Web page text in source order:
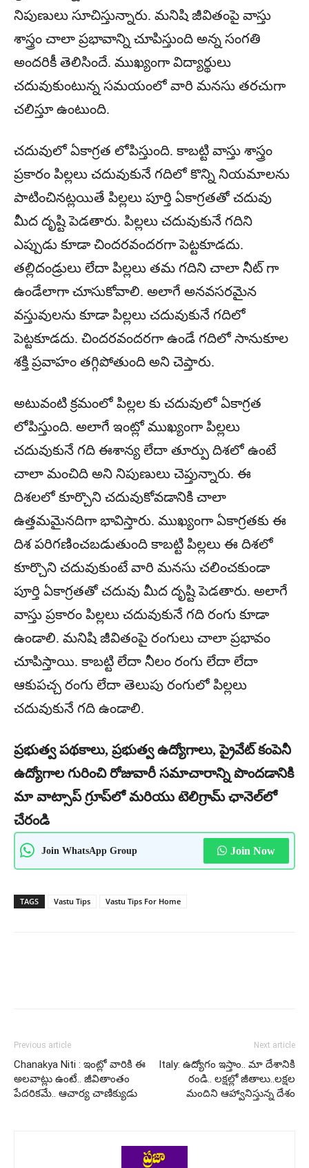
నిపుణులు సూచిస్తున్నారు. మనిషి జీవితంపై వాస్తు
శాస్త్రం చాలా ప్రభావాన్ని చూపిస్తుంది అన్న సంగతి
అందరికీ తెలిసిందే. ముఖ్యంగా విద్యార్థులు
చదువుకుంటున్న సమయంలో వారి మనసు తరచుగా
చలిస్తూ ఉంటుంది.
చదువులో ఏకాగ్రత లోపిస్తుంది. కాబట్టి వాస్తు శాస్త్రం
ప్రకారం పిల్లలు చదువుకునే గదిలో కొన్ని నియమాలను
పాటించినట్లయితే పిల్లలు పూర్తి ఏకాగ్రతతో చదువు
మీద దృష్టి పెడతారు. పిల్లలు చదువుకునే గదిని
ఎప్పుడు కూడా చిందరవందరగా పెట్టకూడదు.
తల్లిదండ్రులు లేదా పిల్లలు తమ గదిని చాలా నీట్ గా
ఉండేలాగా చూసుకోవాలి. అలాగే అనవసరమైన
వస్తువులను కూడా పిల్లలు చదువుకునే గదిలో
పెట్టకూడదు. చిందరవందరగా ఉండే గదిలో సానుకూల
శక్తి ప్రవాహం తగ్గిపోతుంది అని చెప్తారు.
అటువంటి క్రమంలో పిల్లల కు చదువులో ఏకాగ్రత
లోపిస్తుంది. అలాగే ఇంట్లో ముఖ్యంగా పిల్లలు
చదువుకునే గది ఈశాన్య లేదా తూర్పు దిశలో ఉంటే
చాలా మంచిది అని నిపుణులు చెప్తున్నారు. ఈ
దిశలలో కూర్చొని చదువుకోవడానికి చాలా
ఉత్తమమైనదిగా భావిస్తారు. ముఖ్యంగా ఏకాగ్రతకు ఈ
దిశ పరిగణించబడుతుంది కాబట్టి పిల్లలు ఈ దిశలో
కూర్చొని చదువుకుంటే వారి మనసు చలించకుండా
పూర్తి ఏకాగ్రతతో చదువు మీద దృష్టి పెడతారు. అలాగే
వాస్తు ప్రకారం పిల్లలు చదువుకునే గది రంగు కూడా
ఉండాలి. మనిషి జీవితంపై రంగులు చాలా ప్రభావం
చూపిస్తాయి. కాబట్టి లేదా నీలం రంగు లేదా లేదా
ఆకుపచ్చ రంగు లేదా తెలుపు రంగులో పిల్లలు
చదువుకునే గది ఉండాలి.
ప్రభుత్వ పథకాలు, ప్రభుత్వ ఉద్యోగాలు, ప్రైవేట్ కంపెనీ
ఉద్యోగాల గురించి రోజువారీ సమాచారాన్ని పొందడానికి
మా వాట్సాప్ గ్రూప్‌లో మరియు టెలిగ్రామ్ ఛానెల్‌లో
చేరండి
Join WhatsApp Group Join Now
TAGS Vastu Tips Vastu Tips For Home
Previous article
Chanakya Niti : ఇంట్లో వారికి ఈ
అలవాట్లు ఉంటే.. జీవితాంతం
పేదరికమే.. ఆచార్య చాణిక్యుడు
Next article
Italy: ఉద్యోగం ఇస్తాం.. మా దేశానికి
రండి.. లక్షల్లో జీతాలు..లక్షల
మందిని ఆహ్వానిస్తున్న దేశం